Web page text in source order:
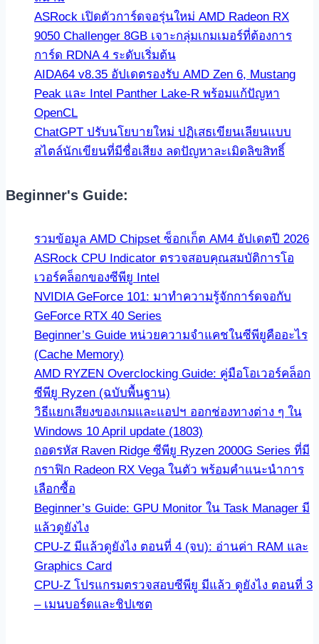
ASRock เปิดตัวการ์ดจอรุ่นใหม่ AMD Radeon RX
9050 Challenger 8GB เจาะกลุ่มเกมเมอร์ที่ต้องการ
การ์ด RDNA 4 ระดับเริ่มต้น
AIDA64 v8.35 อัปเดตรองรับ AMD Zen 6, Mustang
Peak และ Intel Panther Lake-R พร้อมแก้ปัญหา
OpenCL
ChatGPT ปรับนโยบายใหม่ ปฏิเสธเขียนเลียนแบบ
สไตล์นักเขียนที่มีชื่อเสียง ลดปัญหาละเมิดลิขสิทธิ์
Beginner's Guide:
รวมข้อมูล AMD Chipset ซ็อกเก็ต AM4 อัปเดตปี 2026
ASRock CPU Indicator ตรวจสอบคุณสมบัติการโอ
เวอร์คล็อกของซีพียู Intel
NVIDIA GeForce 101: มาทำความรู้จักการ์ดจอกับ
GeForce RTX 40 Series
Beginner’s Guide หน่วยความจำแคชในซีพียูคืออะไร
(Cache Memory)
AMD RYZEN Overclocking Guide: คู่มือโอเวอร์คล็อก
ซีพียู Ryzen (ฉบับพื้นฐาน)
วิธีแยกเสียงของเกมและแอปฯ ออกช่องทางต่าง ๆ ใน
Windows 10 April update (1803)
ถอดรหัส Raven Ridge ซีพียู Ryzen 2000G Series ที่มี
กราฟิก Radeon RX Vega ในตัว พร้อมคำแนะนำการ
เลือกซื้อ
Beginner’s Guide: GPU Monitor ใน Task Manager มี
แล้วดูยังไง
CPU-Z มีแล้วดูยังไง ตอนที่ 4 (จบ): อ่านค่า RAM และ
Graphics Card
CPU-Z โปรแกรมตรวจสอบซีพียู มีแล้ว ดูยังไง ตอนที่ 3
– เมนบอร์ดและชิปเซต